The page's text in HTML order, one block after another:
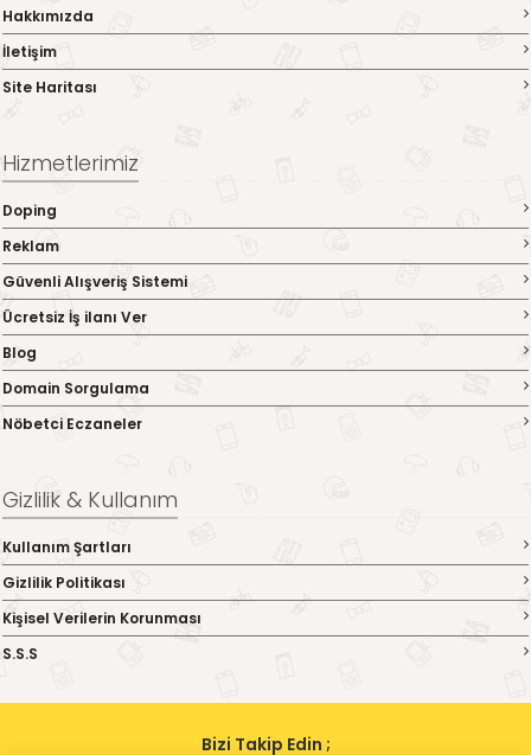
Hakkımızda
İletişim
Site Haritası
Hizmetlerimiz
Doping
Reklam
Güvenli Alışveriş Sistemi
Ücretsiz İş ilanı Ver
Blog
Domain Sorgulama
Nöbetci Eczaneler
Gizlilik & Kullanım
Kullanım Şartları
Gizlilik Politikası
Kişisel Verilerin Korunması
S.S.S
Bizi Takip Edin ;